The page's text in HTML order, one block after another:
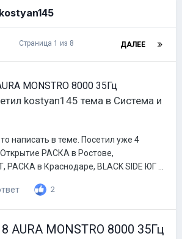
ДАЛЕЕ
Страница 1 из 8
MONSTRO 8000 35Гц
kostyan145 тема в Система и
написать в теме. Посетил уже 4
Открытие РАСКА в Ростове,
в Краснодаре, BLACK SIDE ЮГ ...
2
AURA MONSTRO 8000 35Гц